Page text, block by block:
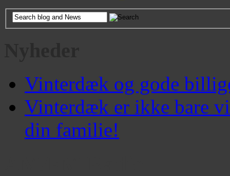
Vinterdæk og gode
Vinterdæk er ikke bare
din familie!